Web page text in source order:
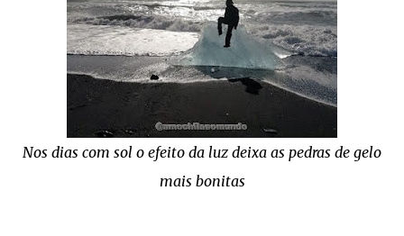
Nos dias com sol o efeito da luz deixa as pedras de gelo
mais bonitas